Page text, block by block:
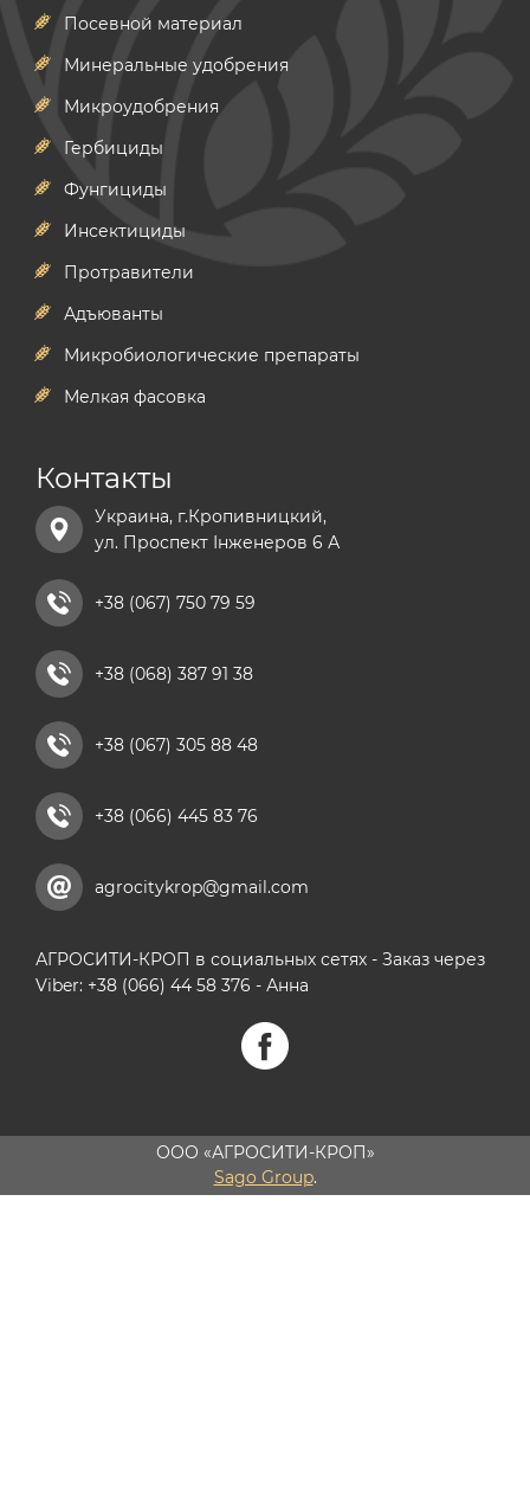
Посевной материал
Минеральные удобрения
Микроудобрения
Гербициды
Фунгициды
Инсектициды
Протравители
Адъюванты
Микробиологические препараты
Мелкая фасовка
Контакты
Украина, г.Кропивницкий,
ул. Проспект Інженеров 6 А
+38 (067) 750 79 59
+38 (068) 387 91 38
+38 (067) 305 88 48
+38 (066) 445 83 76
agrocitykrop@gmail.com
АГРОСИТИ-КРОП в социальных сетях - Заказ через
Viber: +38 (066) 44 58 376 - Анна
ООО «АГРОСИТИ-КРОП»
Sago Group.